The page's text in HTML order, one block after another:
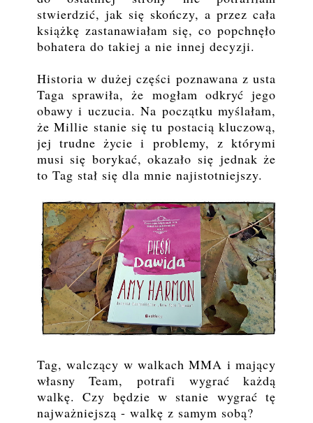
stwierdzić, jak się skończy, a przez cała
książkę zastanawiałam się, co popchnęło
bohatera do takiej a nie innej decyzji.
Historia w dużej części poznawana z usta
Taga sprawiła, że mogłam odkryć jego
obawy i uczucia. Na początku myślałam,
że Millie stanie się tu postacią kluczową,
jej trudne życie i problemy, z którymi
musi się borykać, okazało się jednak że
to Tag stał się dla mnie najistotniejszy.
Tag, walczący w walkach MMA i mający
własny Team, potrafi wygrać każdą
walkę. Czy będzie w stanie wygrać tę
najważniejszą - walkę z samym sobą?